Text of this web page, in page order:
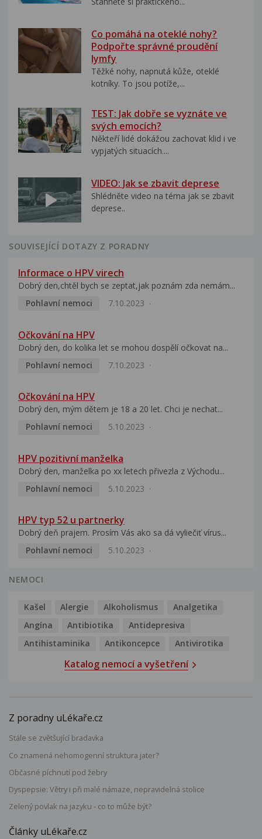
Co pomáhá na oteklé nohy?
Podpořte správné proudění
lymfy
Těžké nohy, napnutá kůže, oteklé
kotníky. To jsou potíže,...
TEST: Jak dobře se vyznáte ve
svých emocích?
Někteří lidé dokážou zachovat klid i ve
vypjatých situacích....
VIDEO: Jak se zbavit deprese
Shlédněte video na téma jak se zbavit
deprese..
SOUVISEJÍCÍ DOTAZY Z PORADNY
Informace o HPV virech
Dobrý den,chtěl bych se zeptat,jak poznám zda nemám...
Pohlavní nemoci
7.10.2023
Očkování na HPV
Dobrý den, do kolika let se mohou dospělí očkovat na...
Pohlavní nemoci
7.10.2023
Očkování na HPV
Dobrý den, mým dětem je 18 a 20 let. Chci je nechat...
Pohlavní nemoci
5.10.2023
HPV pozitivní manželka
Dobrý den, manželka po xx letech přivezla z Východu...
Pohlavní nemoci
5.10.2023
HPV typ 52 u partnerky
Dobrý deň prajem. Prosím Vás ako sa dá vyliečiť vírus...
Pohlavní nemoci
5.10.2023
NEMOCI
Kašel Alergie Alkoholismus
Analgetika
Angína
Antibiotika
Antidepresiva
Antihistaminika
Antikoncepce Antivirotika
Katalog nemocí a vyšetření
Z poradny uLékaře.cz
Stále se zvětšující bradavka
Co znamená nehomogenní struktura jater?
Občasné píchnutí pod žebry
Dyspepsie: Větry i při malé námaze, nepravidelná stolice
Zelený povlak na jazyku - co to může být?
Články uLékaře.cz